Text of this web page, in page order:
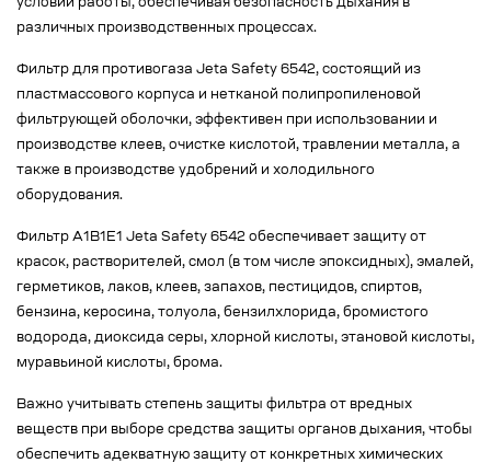
условий работы, обеспечивая безопасность дыхания в
различных производственных процессах.
Фильтр для противогаза Jeta Safety 6542, состоящий из
пластмассового корпуса и нетканой полипропиленовой
фильтрующей оболочки, эффективен при использовании и
производстве клеев, очистке кислотой, травлении металла, а
также в производстве удобрений и холодильного
оборудования.
Фильтр A1B1E1 Jeta Safety 6542 обеспечивает защиту от
красок, растворителей, смол (в том числе эпоксидных), эмалей,
герметиков, лаков, клеев, запахов, пестицидов, спиртов,
бензина, керосина, толуола, бензилхлорида, бромистого
водорода, диоксида серы, хлорной кислоты, этановой кислоты,
муравьиной кислоты, брома.
Важно учитывать степень защиты фильтра от вредных
веществ при выборе средства защиты органов дыхания, чтобы
обеспечить адекватную защиту от конкретных химических